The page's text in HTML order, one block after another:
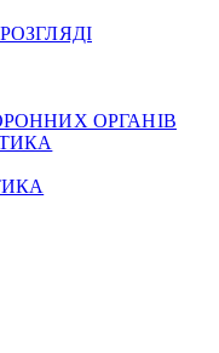
ОРГАНІВ